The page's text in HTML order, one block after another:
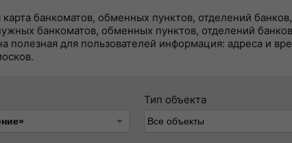
карта банкоматов, обменных пунктов, отделений
банкоматов, обменных пунктов, отделений
полезная для пользователей информация: адреса и
Тип объекта